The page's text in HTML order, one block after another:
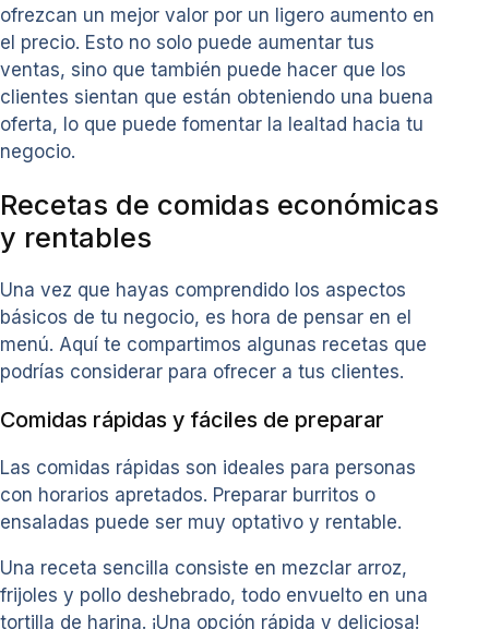
ofrezcan un mejor valor por un ligero aumento en
el precio. Esto no solo puede aumentar tus
ventas, sino que también puede hacer que los
clientes sientan que están obteniendo una buena
oferta, lo que puede fomentar la lealtad hacia tu
negocio.
Recetas de comidas económicas
y rentables
Una vez que hayas comprendido los aspectos
básicos de tu negocio, es hora de pensar en el
menú. Aquí te compartimos algunas recetas que
podrías considerar para ofrecer a tus clientes.
Comidas rápidas y fáciles de preparar
Las comidas rápidas son ideales para personas
con horarios apretados. Preparar burritos o
ensaladas puede ser muy optativo y rentable.
Una receta sencilla consiste en mezclar arroz,
frijoles y pollo deshebrado, todo envuelto en una
tortilla de harina. ¡Una opción rápida y deliciosa!